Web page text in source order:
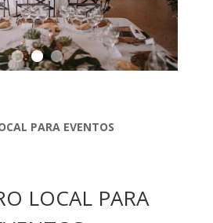
PARA EVENTOS
LOCAL PARA